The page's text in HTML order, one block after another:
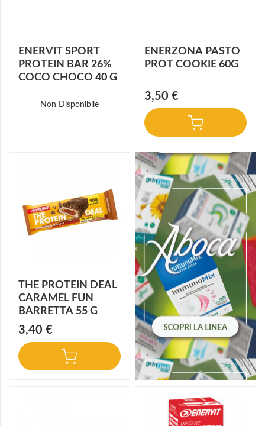
ENERVIT SPORT
PROTEIN BAR 26%
COCO CHOCO 40 G
Non Disponibile
ENERZONA PASTO
PROT COOKIE 60G
3,50 €
THE PROTEIN DEAL
CARAMEL FUN
BARRETTA 55 G
3,40 €